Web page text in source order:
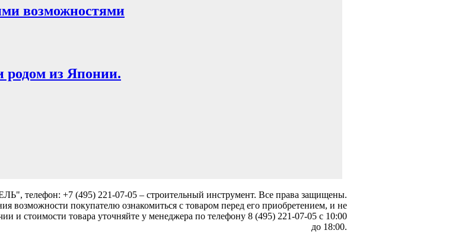
возможностями
из Японии.
телефон: +7 (495) 221-07-05 – строительный инструмент. Все права защищены.
возможности покупателю ознакомиться с товаром перед его приобретением, и не
и стоимости товара уточняйте у менеджера по телефону 8 (495) 221-07-05 с 10:00
до 18:00.